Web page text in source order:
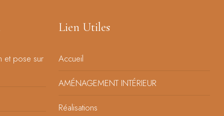
et pose sur
Lien Utiles
Accueil
AMÉNAGEMENT INTÉRIEUR
Réalisations